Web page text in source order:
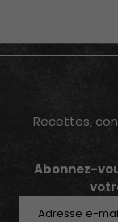
Recettes,
Abonnez-